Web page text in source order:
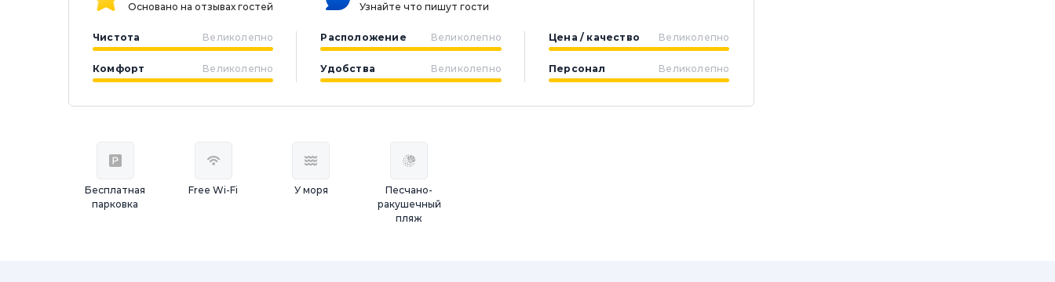
Основано на отзывах гостей Узнайте что пишут гости
Чистота Великолепно
Комфорт Великолепно
Расположение Великолепно
Удобства Великолепно
Цена / качество Великолепно
Персонал Великолепно
Бесплатная
парковка
Free Wi-Fi У моря
Песчано-
ракушечный
пляж